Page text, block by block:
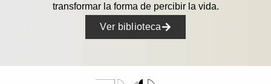
transformar la forma de percibir la vida.
Ver biblioteca